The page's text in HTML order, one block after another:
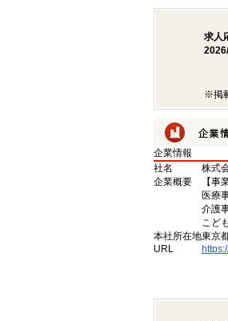
求人
※掲
企業情報
社名
株式
企業概要
【事
医療
介護
こど
本社所在地東京
URL